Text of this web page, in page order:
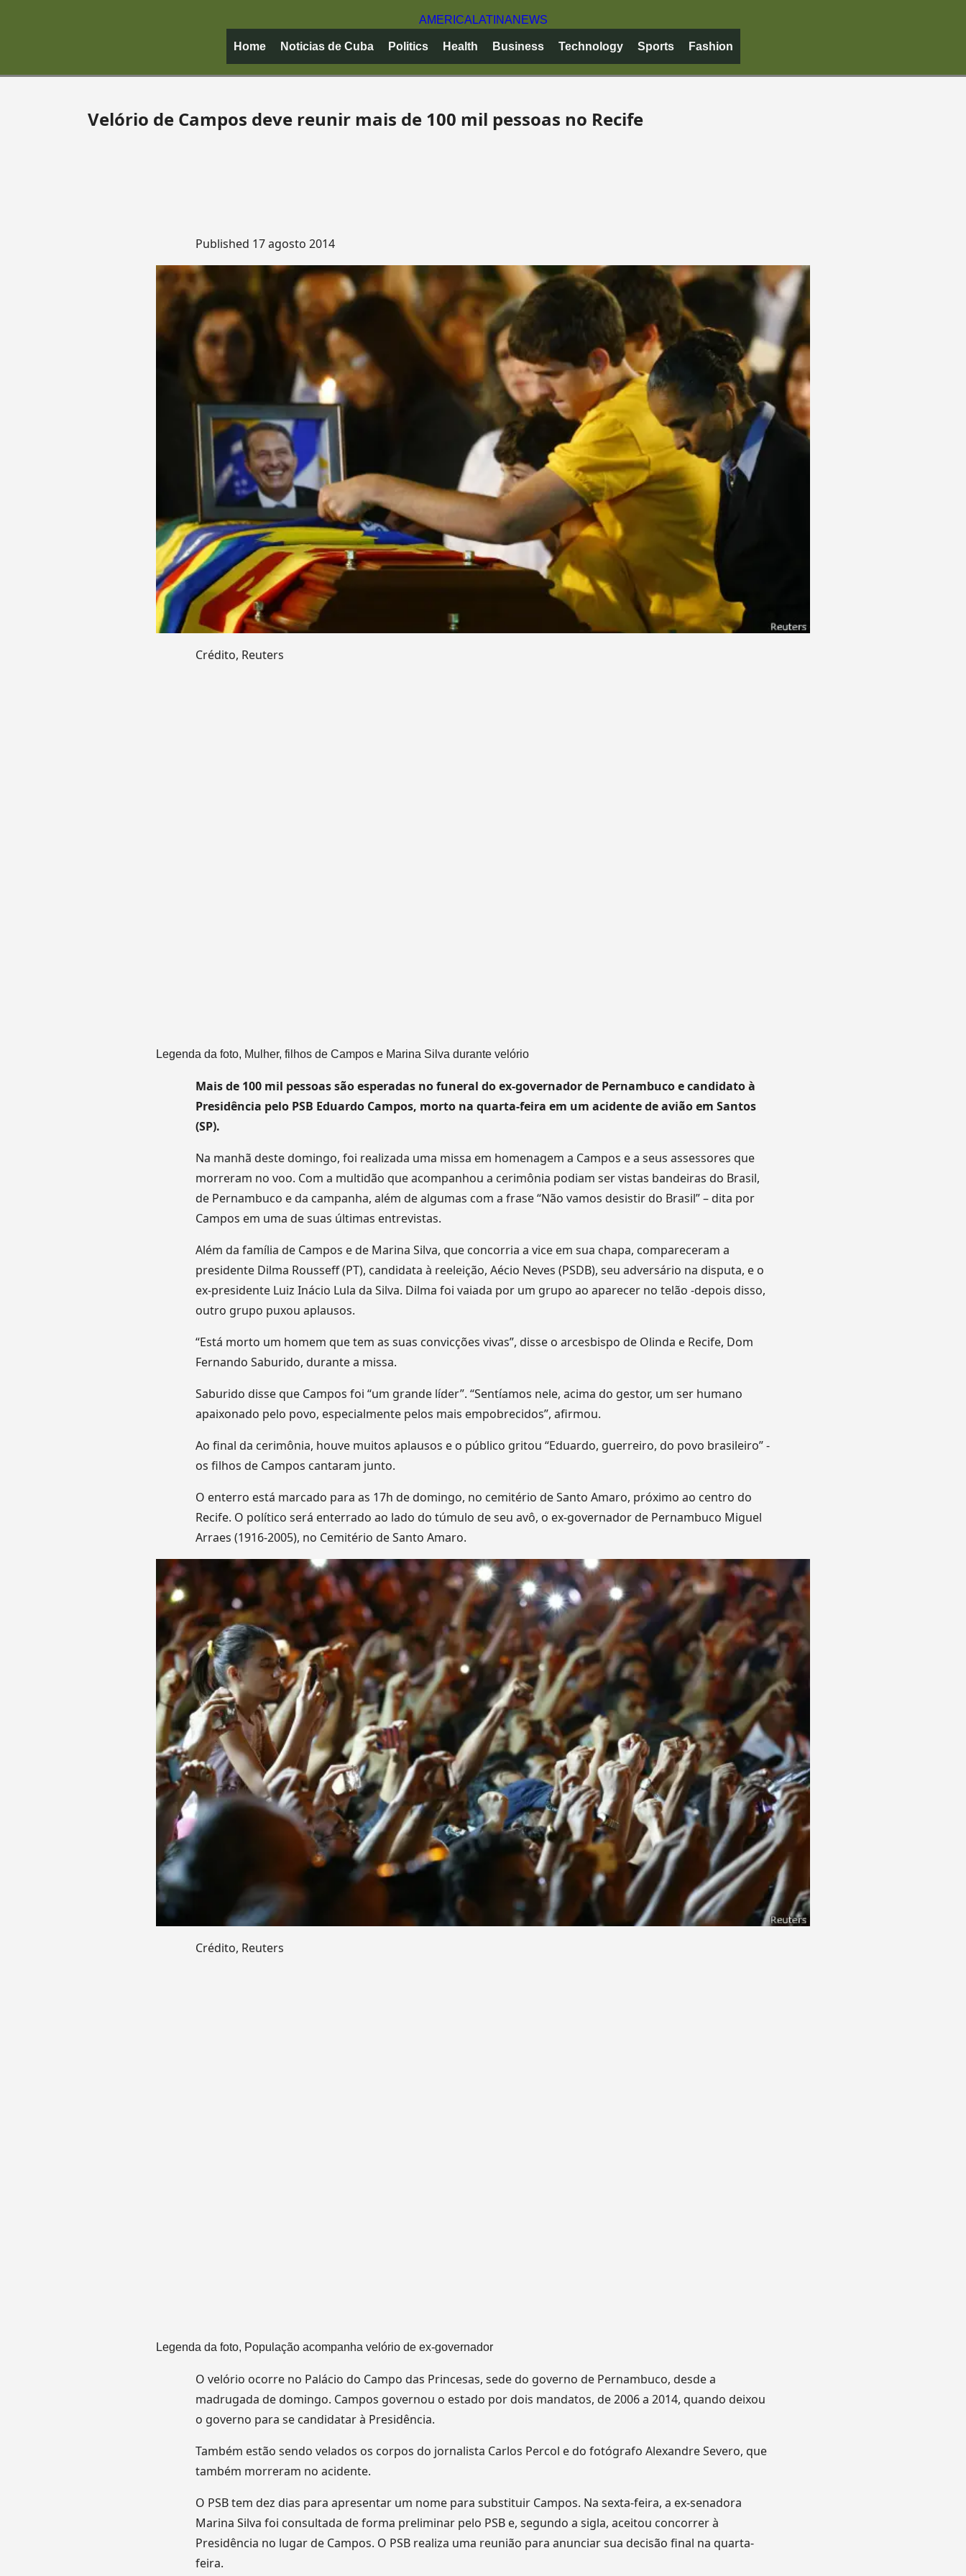
AMERICA LATINANEWS
Home Noticias de Cuba Politics Health Business Technology Sports Fashion
Velório de Campos deve reunir mais de 100 mil pessoas no Recife
Published 17 agosto 2014
Crédito, Reuters
Legenda da foto, Mulher, filhos de Campos e Marina Silva durante velório
Mais de 100 mil pessoas são esperadas no funeral do ex-governador de Pernambuco e candidato à
Presidência pelo PSB Eduardo Campos, morto na quarta-feira em um acidente de avião em Santos
(SP).
Na manhã deste domingo, foi realizada uma missa em homenagem a Campos e a seus assessores que
morreram no voo. Com a multidão que acompanhou a cerimônia podiam ser vistas bandeiras do Brasil,
de Pernambuco e da campanha, além de algumas com a frase “Não vamos desistir do Brasil” – dita por
Campos em uma de suas últimas entrevistas.
Além da família de Campos e de Marina Silva, que concorria a vice em sua chapa, compareceram a
presidente Dilma Rousseff (PT), candidata à reeleição, Aécio Neves (PSDB), seu adversário na disputa, e o
ex-presidente Luiz Inácio Lula da Silva. Dilma foi vaiada por um grupo ao aparecer no telão -depois disso,
outro grupo puxou aplausos.
“Está morto um homem que tem as suas convicções vivas”, disse o arcesbispo de Olinda e Recife, Dom
Fernando Saburido, durante a missa.
Saburido disse que Campos foi “um grande líder”. “Sentíamos nele, acima do gestor, um ser humano
apaixonado pelo povo, especialmente pelos mais empobrecidos”, afirmou.
Ao final da cerimônia, houve muitos aplausos e o público gritou “Eduardo, guerreiro, do povo brasileiro” -
os filhos de Campos cantaram junto.
O enterro está marcado para as 17h de domingo, no cemitério de Santo Amaro, próximo ao centro do
Recife. O político será enterrado ao lado do túmulo de seu avô, o ex-governador de Pernambuco Miguel
Arraes (1916-2005), no Cemitério de Santo Amaro.
Crédito, Reuters
Legenda da foto, População acompanha velório de ex-governador
O velório ocorre no Palácio do Campo das Princesas, sede do governo de Pernambuco, desde a
madrugada de domingo. Campos governou o estado por dois mandatos, de 2006 a 2014, quando deixou
o governo para se candidatar à Presidência.
Também estão sendo velados os corpos do jornalista Carlos Percol e do fotógrafo Alexandre Severo, que
também morreram no acidente.
O PSB tem dez dias para apresentar um nome para substituir Campos. Na sexta-feira, a ex-senadora
Marina Silva foi consultada de forma preliminar pelo PSB e, segundo a sigla, aceitou concorrer à
Presidência no lugar de Campos. O PSB realiza uma reunião para anunciar sua decisão final na quarta-
feira.